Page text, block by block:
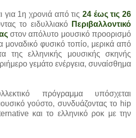
για 1η χρονιά από τις 24 έως τις 26
το ειδυλλιακό Περιβαλλοντικό
στον απόλυτο μουσικό προορισμό
μοναδικό φυσικό τοπίο, μερικά από
της ελληνικής μουσικής σκηνής
γεμάτο ενέργεια, συναίσθημα
πρόγραμμα υπόσχεται
γούστο, συνδυάζοντας το hip
και το ελληνικό ροκ με την